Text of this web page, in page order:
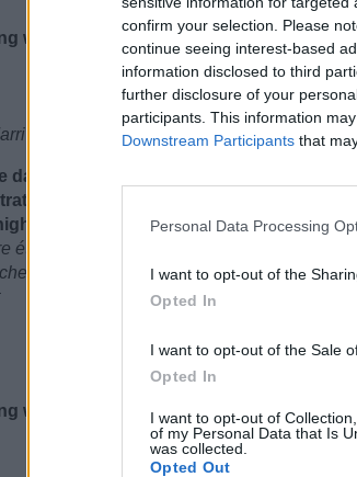
confirm your selection. Please
continue seeing interest-based
information disclosed to third
further disclosure of your
participants. This information
Downstream Participants that
Personal Data Processing
I want to opt-out of the
Opted In
I want to opt-out of the Sale
Opted In
I want to opt-out of
of my Personal Data that Is
was collected.
Opted Out
winters white
de l'hiver blanc
darkest hour
étreigne l'heure la plus noire
winter white